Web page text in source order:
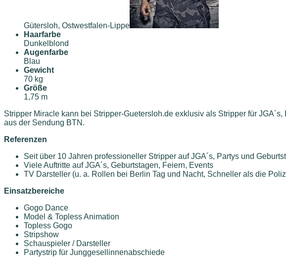
Gütersloh, Ostwestfalen-Lippe
Haarfarbe
Dunkelblond
Augenfarbe
Blau
Gewicht
70 kg
Größe
1,75 m
Stripper Miracle kann bei Stripper-Guetersloh.de exklusiv als Stripper für
aus der Sendung BTN.
Referenzen
Seit über 10 Jahren professioneller Stripper auf JGA´s, Partys und
Viele Auftritte auf JGA´s, Geburtstagen, Feiern, Events
TV Darsteller (u. a. Rollen bei Berlin Tag und Nacht, Schneller als die
Einsatzbereiche
Gogo Dance
Model & Topless Animation
Topless Gogo
Stripshow
Schauspieler / Darsteller
Partystrip für Junggesellinnenabschiede